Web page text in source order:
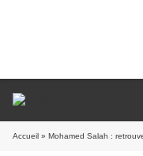
Accueil » Mohamed Salah :